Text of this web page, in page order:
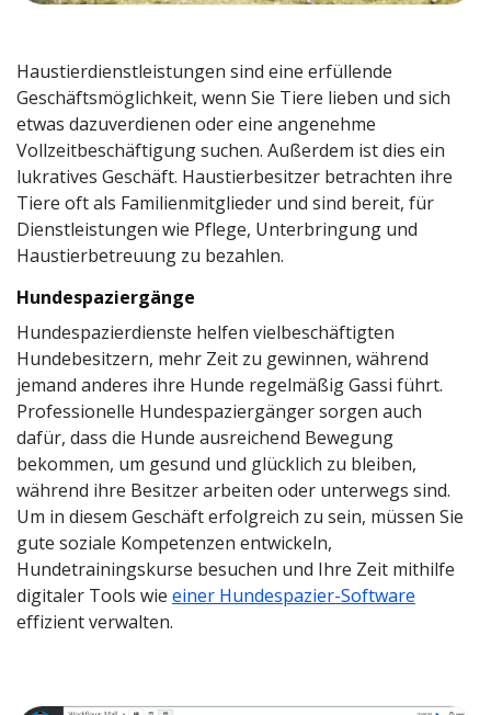
Haustierdienstleistungen sind eine erfüllende
Geschäftsmöglichkeit, wenn Sie Tiere lieben und sich
etwas dazuverdienen oder eine angenehme
Vollzeitbeschäftigung suchen. Außerdem ist dies ein
lukratives Geschäft. Haustierbesitzer betrachten ihre
Tiere oft als Familienmitglieder und sind bereit, für
Dienstleistungen wie Pflege, Unterbringung und
Haustierbetreuung zu bezahlen.
Hundespaziergänge
Hundespazierdienste helfen vielbeschäftigten
Hundebesitzern, mehr Zeit zu gewinnen, während
jemand anderes ihre Hunde regelmäßig Gassi führt.
Professionelle Hundespaziergänger sorgen auch
dafür, dass die Hunde ausreichend Bewegung
bekommen, um gesund und glücklich zu bleiben,
während ihre Besitzer arbeiten oder unterwegs sind.
Um in diesem Geschäft erfolgreich zu sein, müssen Sie
gute soziale Kompetenzen entwickeln,
Hundetrainingskurse besuchen und Ihre Zeit mithilfe
digitaler Tools wie einer Hundespazier-Software
effizient verwalten.